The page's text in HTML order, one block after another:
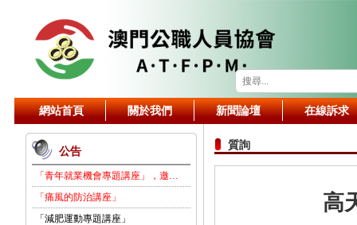
網站首頁 關於我們 新聞論壇 在線訴求
公告
「青年就業機會專題講座」，邀…
「痛風的防治講座」
「減肥運動專題講座」
質詢
高